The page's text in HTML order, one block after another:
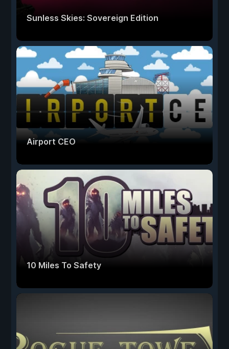
Sunless Skies: Sovereign Edition
Airport CEO
10 Miles To Safety